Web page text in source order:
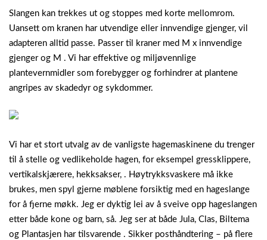
Slangen kan trekkes ut og stoppes med korte mellomrom.
Uansett om kranen har utvendige eller innvendige gjenger, vil
adapteren alltid passe. Passer til kraner med M x innvendige
gjenger og M . Vi har effektive og miljøvennlige
plantevernmidler som forebygger og forhindrer at plantene
angripes av skadedyr og sykdommer.
Vi har et stort utvalg av de vanligste hagemaskinene du trenger
til å stelle og vedlikeholde hagen, for eksempel gressklippere,
vertikalskjærere, hekksakser, . Høytrykksvaskere må ikke
brukes, men spyl gjerne møblene forsiktig med en hageslange
for å fjerne møkk. Jeg er dyktig lei av å sveive opp hageslangen
etter både kone og barn, så. Jeg ser at både Jula, Clas, Biltema
og Plantasjen har tilsvarende . Sikker posthåndtering – på flere